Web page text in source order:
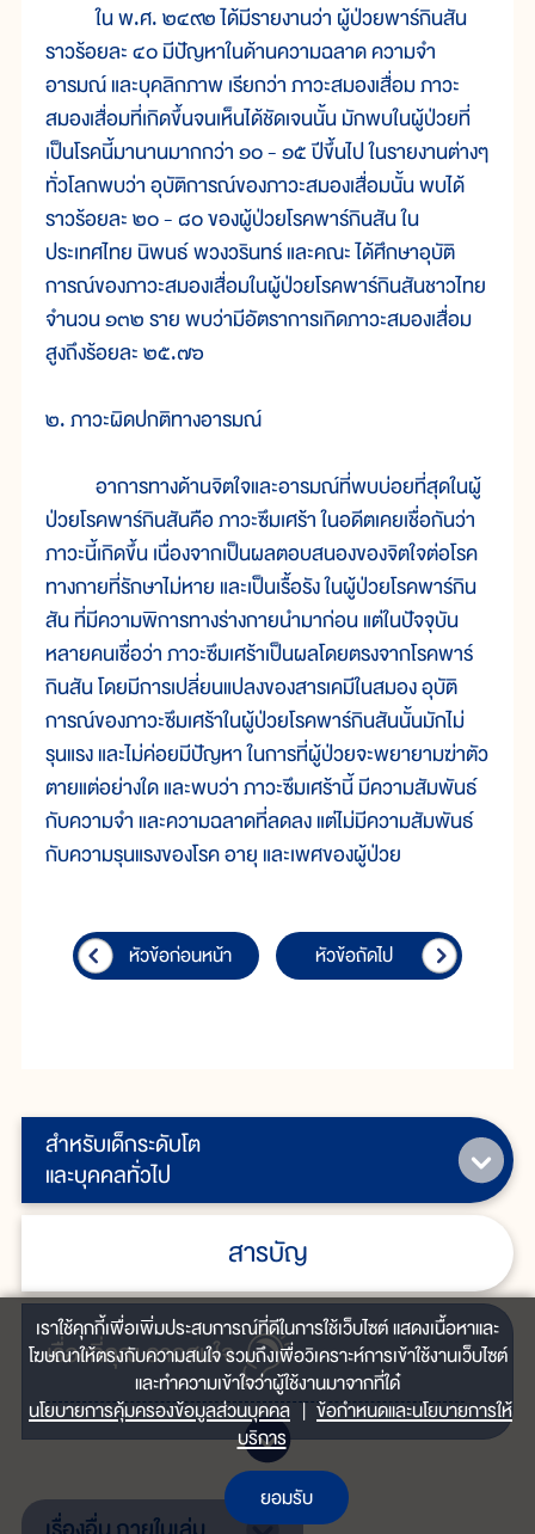
สำหรับเด็กระดับโต
และบุคคลทั่วไป
สารบัญ
เรื่ิองที่คุณอาจสนใจ
ใน พ.ศ. ๒๔๙๒ ได้มีรายงานว่า ผู้ป่วยพาร์กินสัน
ราวร้อยละ ๔๐ มีปัญหาในด้านความฉลาด ความจำ
อารมณ์ และบุคลิกภาพ เรียกว่า ภาวะสมองเสื่อม ภาวะ
สมองเสื่อมที่เกิดขึ้นจนเห็นได้ชัดเจนนั้น มักพบในผู้ป่วยที่
เป็นโรคนี้มานานมากกว่า ๑๐ - ๑๕ ปีขึ้นไป ในรายงานต่างๆ
ทั่วโลกพบว่า อุบัติการณ์ของภาวะสมองเสื่อมนั้น พบได้
ราวร้อยละ ๒๐ - ๘๐ ของผู้ป่วยโรคพาร์กินสัน ใน
ประเทศไทย นิพนธ์ พวงวรินทร์ และคณะ ได้ศึกษาอุบัติ
การณ์ของภาวะสมองเสื่อมในผู้ป่วยโรคพาร์กินสันชาวไทย
จำนวน ๑๓๒ ราย พบว่ามีอัตราการเกิดภาวะสมองเสื่อม
สูงถึงร้อยละ ๒๕.๗๖
๒. ภาวะผิดปกติทางอารมณ์
อาการทางด้านจิตใจและอารมณ์ที่พบบ่อยที่สุดในผู้
ป่วยโรคพาร์กินสันคือ ภาวะซึมเศร้า ในอดีตเคยเชื่อกันว่า
ภาวะนี้เกิดขึ้น เนื่องจากเป็นผลตอบสนองของจิตใจต่อโรค
ทางกายที่รักษาไม่หาย และเป็นเรื้อรัง ในผู้ป่วยโรคพาร์กิน
สัน ที่มีความพิการทางร่างกายนำมาก่อน แต่ในปัจจุบัน
หลายคนเชื่อว่า ภาวะซึมเศร้าเป็นผลโดยตรงจากโรคพาร์
กินสัน โดยมีการเปลี่ยนแปลงของสารเคมีในสมอง อุบัติ
การณ์ของภาวะซึมเศร้าในผู้ป่วยโรคพาร์กินสันนั้นมักไม่
รุนแรง และไม่ค่อยมีปัญหา ในการที่ผู้ป่วยจะพยายามฆ่าตัว
ตายแต่อย่างใด และพบว่า ภาวะซึมเศร้านี้ มีความสัมพันธ์
กับความจำ และความฉลาดที่ลดลง แต่ไม่มีความสัมพันธ์
กับความรุนแรงของโรค อายุ และเพศของผู้ป่วย
หัวข้อก่อนหน้า หัวข้อถัดไป
เราใช้คุกกี้เพื่อเพิ่มประสบการณ์ที่ดีในการใช้เว็บไซต์ แสดงเนื้อหาและ
โฆษณาให้ตรงกับความสนใจ รวมถึงเพื่อวิเคราะห์การเข้าใช้งานเว็บไซต์
และทำความเข้าใจว่าผู้ใช้งานมาจากที่ใด๋
นโยบายการคุ้มครองข้อมูลส่วนบุคคล | ข้อกำหนดและนโยบายการให้
บริการ
ยอมรับ